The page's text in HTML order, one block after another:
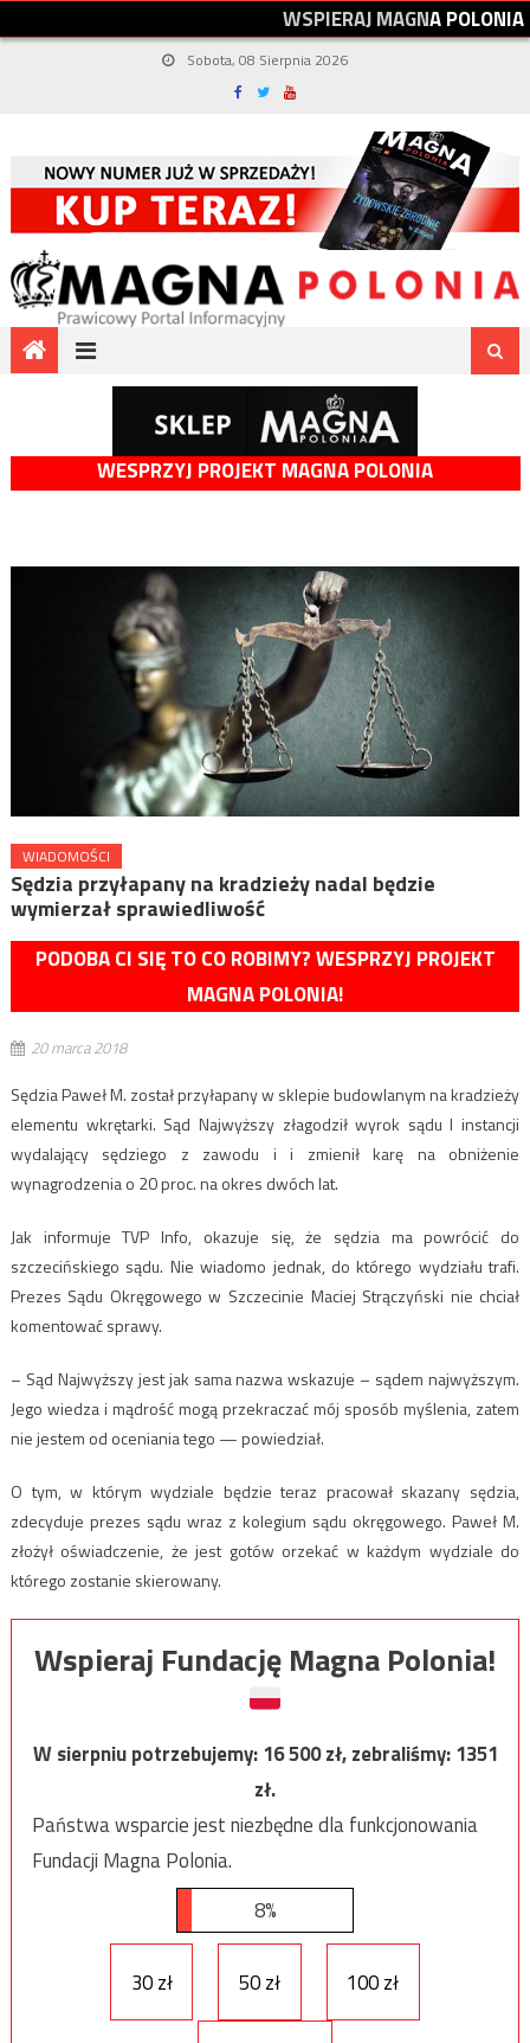
WSPIERAJMAGNAPOLONIA
Sobota, 08 Sierpnia 2026
WESPRZYJ PROJEKT MAGNA POLONIA
WIADOMOŚCI
Sędzia przyłapany na kradzieży nadal będzie
wymierzał sprawiedliwość
PODOBA CI SIĘ TO CO ROBIMY? WESPRZYJ PROJEKT
MAGNA POLONIA!
20 marca 2018
Sędzia Paweł M. został przyłapany w sklepie budowlanym na kradzieży
elementu wkrętarki. Sąd Najwyższy złagodził wyrok sądu I instancji
wydalający sędziego z zawodu i i zmienił karę na obniżenie
wynagrodzenia o 20 proc. na okres dwóch lat.
Jak informuje TVP Info, okazuje się, że sędzia ma powrócić do
szczecińskiego sądu. Nie wiadomo jednak, do którego wydziału trafi.
Prezes Sądu Okręgowego w Szczecinie Maciej Strączyński nie chciał
komentować sprawy.
– Sąd Najwyższy jest jak sama nazwa wskazuje – sądem najwyższym.
Jego wiedza i mądrość mogą przekraczać mój sposób myślenia, zatem
nie jestem od oceniania tego — powiedział.
O tym, w którym wydziale będzie teraz pracował skazany sędzia,
zdecyduje prezes sądu wraz z kolegium sądu okręgowego. Paweł M.
złożył oświadczenie, że jest gotów orzekać w każdym wydziale do
którego zostanie skierowany.
Wspieraj Fundację Magna Polonia!
W sierpniu potrzebujemy:16 500zł, zebraliśmy:1351
zł.
Państwa wsparcie jest niezbędne dla funkcjonowania
Fundacji Magna Polonia.
8%
30 zł 50 zł 100 zł